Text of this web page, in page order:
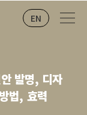
EN
발명, 디자
법, 효력